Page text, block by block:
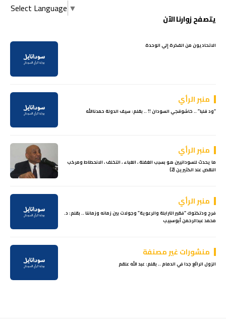
Select Language ▼
يتصفح زوارنا الآن
الاتحاديون من الفكرة إلي الوحدة
منبر الرأي
“ود قلبا” .. خاشوقجي السودان !! .. بقلم: سيف الدولة حمدناالله
منبر الرأي
ما يحدث للسودانيين هو بسبب الغفلة ، الغباء ، التخلف ، الانحطاط ومركب
النقص عند الكثيرين (2)
منبر الرأي
فرح ودتكتوك “فقير الترابلة والرعوية” وجولات بين زمانه وزماننا .. بقلم: د.
محمد عبدالرحمن أبوسبيب
منشورات غير مصنفة
الزول الرائع جدا في الدمام .. بقلم: عبد الله علقم